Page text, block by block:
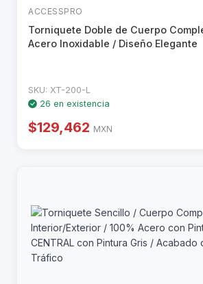
ACCESSPRO
Torniquete Doble de Cuerpo
Acero Inoxidable / Diseño Elegante
SKU: XT-200-L
26 en existencia
$129,462 MXN